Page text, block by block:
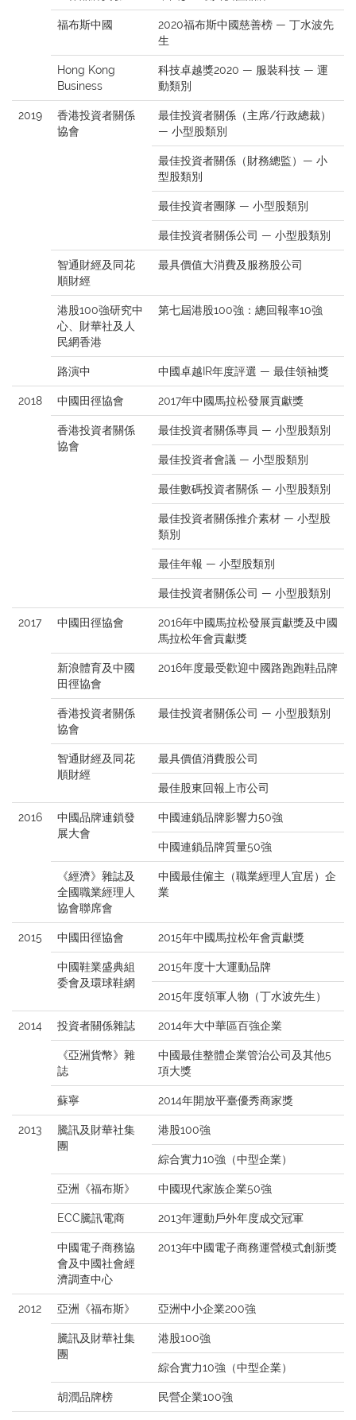
福布斯中國
2020福布斯中國慈善榜 — 丁水波先
生
Hong Kong
Business
科技卓越獎2020 — 服裝科技 — 運
動類別
2019
香港投資者關係
協會
最佳投資者關係（主席/行政總裁）
— 小型股類別
最佳投資者關係（財務總監）— 小
型股類別
最佳投資者團隊 — 小型股類別
最佳投資者關係公司 — 小型股類別
智通財經及同花
順財經
最具價值大消費及服務股公司
港股100強研究中
心、財華社及人
民網香港
第七屆港股100強：總回報率10強
路演中 中國卓越IR年度評選 — 最佳領袖獎
2018 中國田徑協會 2017年中國馬拉松發展貢獻獎
香港投資者關係
協會
最佳投資者關係專員 — 小型股類別
最佳投資者會議 — 小型股類別
最佳數碼投資者關係 — 小型股類別
最佳投資者關係推介素材 — 小型股
類別
最佳年報 — 小型股類別
最佳投資者關係公司 — 小型股類別
2017 中國田徑協會
2016年中國馬拉松發展貢獻獎及中國
馬拉松年會貢獻獎
新浪體育及中國
田徑協會
2016年度最受歡迎中國路跑跑鞋品牌
香港投資者關係
協會
最佳投資者關係公司 — 小型股類別
智通財經及同花
順財經
最具價值消費股公司
最佳股東回報上市公司
2016
中國品牌連鎖發
展大會
中國連鎖品牌影響力50強
中國連鎖品牌質量50強
《經濟》雜誌及
全國職業經理人
協會聯席會
中國最佳僱主（職業經理人宜居）企
業
2015 中國田徑協會 2015年中國馬拉松年會貢獻獎
中國鞋業盛典組
委會及環球鞋網
2015年度十大運動品牌
2015年度領軍人物（丁水波先生）
2014 投資者關係雜誌 2014年大中華區百強企業
《亞洲貨幣》雜
誌
中國最佳整體企業管治公司及其他5
項大獎
蘇寧 2014年開放平臺優秀商家獎
2013
騰訊及財華社集
團
港股100強
綜合實力10強（中型企業）
亞洲《福布斯》 中國現代家族企業50強
ECC騰訊電商 2013年運動戶外年度成交冠軍
中國電子商務協
會及中國社會經
濟調查中心
2013年中國電子商務運營模式創新獎
2012 亞洲《福布斯》 亞洲中小企業200強
騰訊及財華社集
團
港股100強
綜合實力10強（中型企業）
胡潤品牌榜 民營企業100強